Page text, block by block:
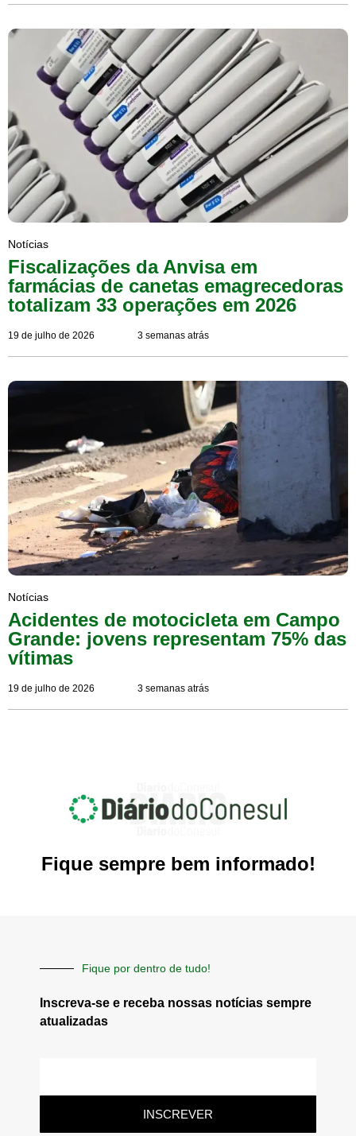
Notícias
Fiscalizações da Anvisa em
farmácias de canetas emagrecedoras
totalizam 33 operações em 2026
19 de julho de 2026 3 semanas atrás
Notícias
Acidentes de motocicleta em Campo
Grande: jovens representam 75% das
vítimas
19 de julho de 2026 3 semanas atrás
Fique sempre bem informado!
Fique por dentro de tudo!
Inscreva-se e receba nossas notícias sempre
atualizadas
INSCREVER